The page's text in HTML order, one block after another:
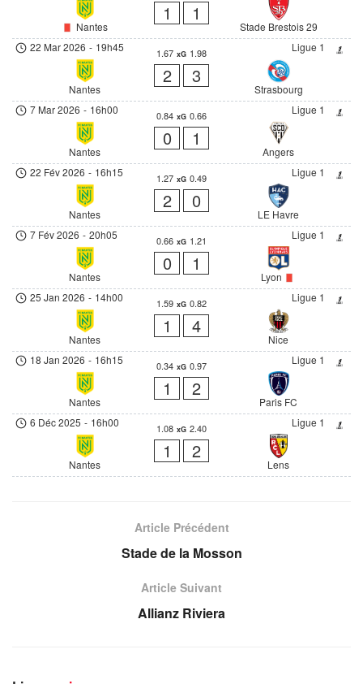
Nantes
1 1
Stade Brestois 29
Ligue 1
22 Mar 2026 - 19h45
Nantes
1.67 xG 1.98
2 3
Strasbourg
Ligue 1
7 Mar 2026 - 16h00
Nantes
0.84 xG 0.66
0 1
Angers
Ligue 1
22 Fév 2026 - 16h15
Nantes
1.27 xG 0.49
2 0
LE Havre
Ligue 1
7 Fév 2026 - 20h05
Nantes
0.66 xG 1.21
0 1
Lyon
Ligue 1
25 Jan 2026 - 14h00
Nantes
1.59 xG 0.82
1 4
Nice
Ligue 1
18 Jan 2026 - 16h15
Nantes
0.34 xG 0.97
1 2
Paris FC
Ligue 1
6 Déc 2025 - 16h00
Nantes
1.08 xG 2.40
1 2
Lens
Article Précédent
Stade de la Mosson
Article Suivant
Allianz Riviera